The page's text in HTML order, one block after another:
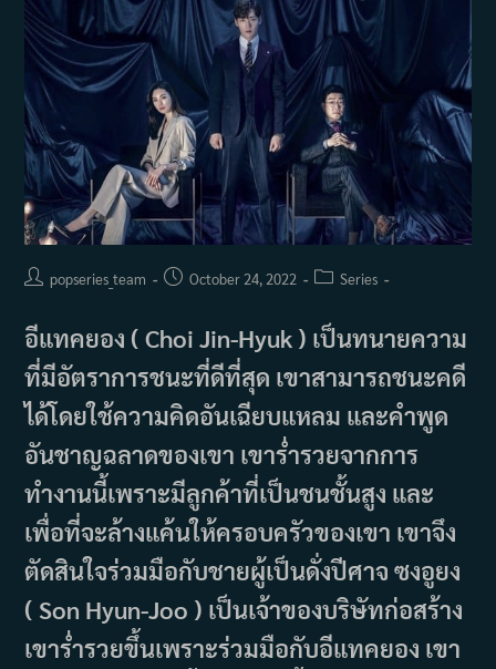
Postpopseries_team
PostOctober 24, 2022
PostSeries
อีแทคยอง ( Choi Jin-Hyuk ) เป็นทนายความ
ที่มีอัตราการชนะที่ดีที่สุด เขาสามารถชนะคดี
ได้โดยใช้ความคิดอันเฉียบแหลม และคำพูด
อันชาญฉลาดของเขา เขาร่ำรวยจากการ
ทำงานนี้เพราะมีลูกค้าที่เป็นชนชั้นสูง และ
เพื่อที่จะล้างแค้นให้ครอบครัวของเขา เขาจึง
ตัดสินใจร่วมมือกับชายผู้เป็นดั่งปีศาจ ซงอูยง
( Son Hyun-Joo ) เป็นเจ้าของบริษัทก่อสร้าง
เขาร่ำรวยขึ้นเพราะร่วมมือกับอีแทคยอง เขา